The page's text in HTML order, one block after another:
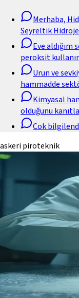
Merhaba,
Seyreltik
Eve
peroksit
Urun ve
hammadde
Kimyasal
olduğunu kanıtla
Cok
askeri piroteknik